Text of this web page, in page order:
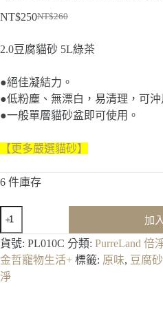
NT$260
始
價
格：
NT$260。
NT$250
前
價
格：
NT$250。
2.0豆腐貓砂 5L綠茶
●絕佳凝結力。
●低粉塵、無漂白，易清理，可沖
●一般單層貓砂盆即可使用。
【更多嚴選貓砂】
6 件庫存
【PurreLand
淨】
2.0
豆
腐
加
貨號: PL010C 分類: PurreLand 倍
金哲寵物生活+ 標籤: 原味, 豆腐砂
淨